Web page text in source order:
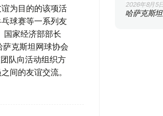
为目的的该项活
球赛等一系列友
国家经济部部长
克斯坦网球协会
队向活动组织方
间的友谊交流。
2026年8月5
哈萨克斯